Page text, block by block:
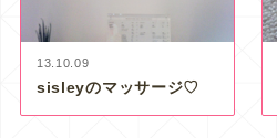
13.10.09
sisleyのマッサージ♡